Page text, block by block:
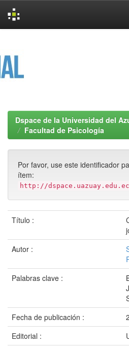
Dspace de la Universidad del
Facultad de Psicología
Por favor, use este identificador
ítem:
http://
Título :
Autor :
Palabras clave :
Fecha de publicación :
Editorial :